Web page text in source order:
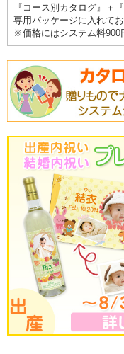
『コース別カタログ』＋
専用パッケージに入れてお
※価格にはシステム料900